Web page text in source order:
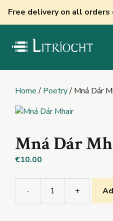
Free delivery on all orders
Home/ Poetry/ Mná Dár
Mná Dár
€10.00
-
Mná
+